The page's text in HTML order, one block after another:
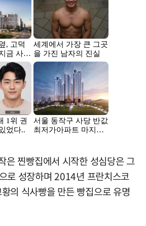
은 찐빵집에서 시작한 성심당은 그
로 성장하며 2014년 프란치스코
의 식사빵을 만든 빵집으로 유명